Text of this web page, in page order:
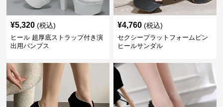
¥5,320 (税込)
ヒール 超厚底ストラップ付き演
出用パンプス
¥4,760 (税込)
セクシープラットフォームピン
ヒールサンダル